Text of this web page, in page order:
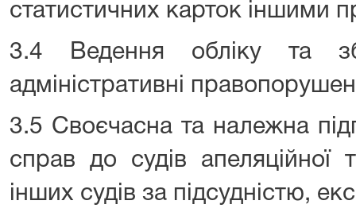
статистичних карток іншими
3.4 Ведення обліку та
адміністративні
3.5 Своєчасна та належна
справ до судів апеляційної
інших судів за підсудністю,